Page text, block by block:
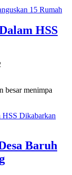
HSS
menimpa
Baruh